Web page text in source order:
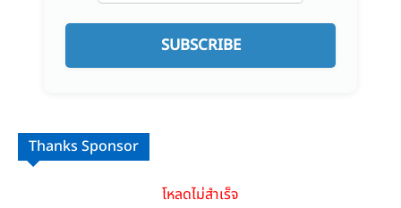
SUBSCRIBE
Thanks Sponsor
โหลดไม่สำเร็จ